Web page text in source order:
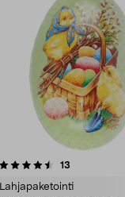
13
Lahjapaketointi
4.5viidestä